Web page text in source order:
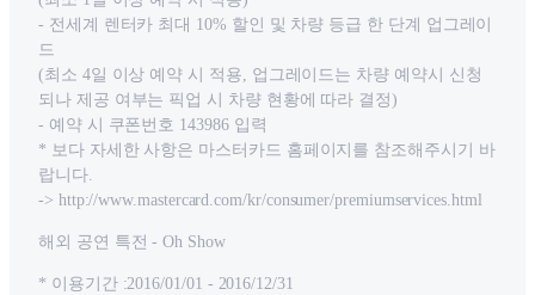
- 전세계 렌터카 최대 10% 할인 및 차량 등급 한 단계 업그레이
드
(최소 4일 이상 예약 시 적용, 업그레이드는 차량 예약시 신청
되나 제공 여부는 픽업 시 차량 현황에 따라 결정)
- 예약 시 쿠폰번호 143986 입력
* 보다 자세한 사항은 마스터카드 홈페이지를 참조해주시기 바
랍니다.
-> http://www.mastercard.com/kr/consumer/premiumservices.html
해외 공연 특전 - Oh Show
* 이용기간 :2016/01/01 - 2016/12/31